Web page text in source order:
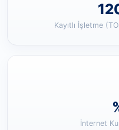
Kayıtlı İşletme
İnternet